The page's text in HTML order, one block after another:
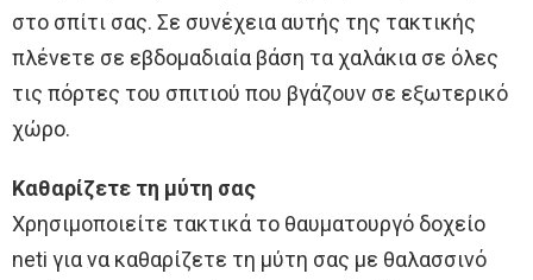
στο σπίτι σας. Σε συνέχεια αυτής της τακτικής
πλένετε σε εβδομαδιαία βάση τα χαλάκια σε όλες
τις πόρτες του σπιτιού που βγάζουν σε εξωτερικό
χώρο.
Καθαρίζετε τη μύτη σας
Χρησιμοποιείτε τακτικά το θαυματουργό δοχείο
neti για να καθαρίζετε τη μύτη σας με θαλασσινό